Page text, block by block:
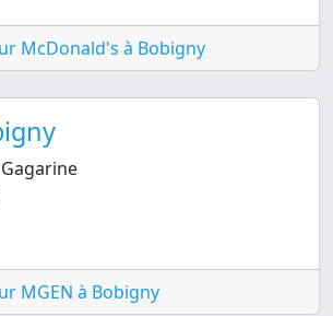
McDonald's à Bobigny
MGEN à Bobigny